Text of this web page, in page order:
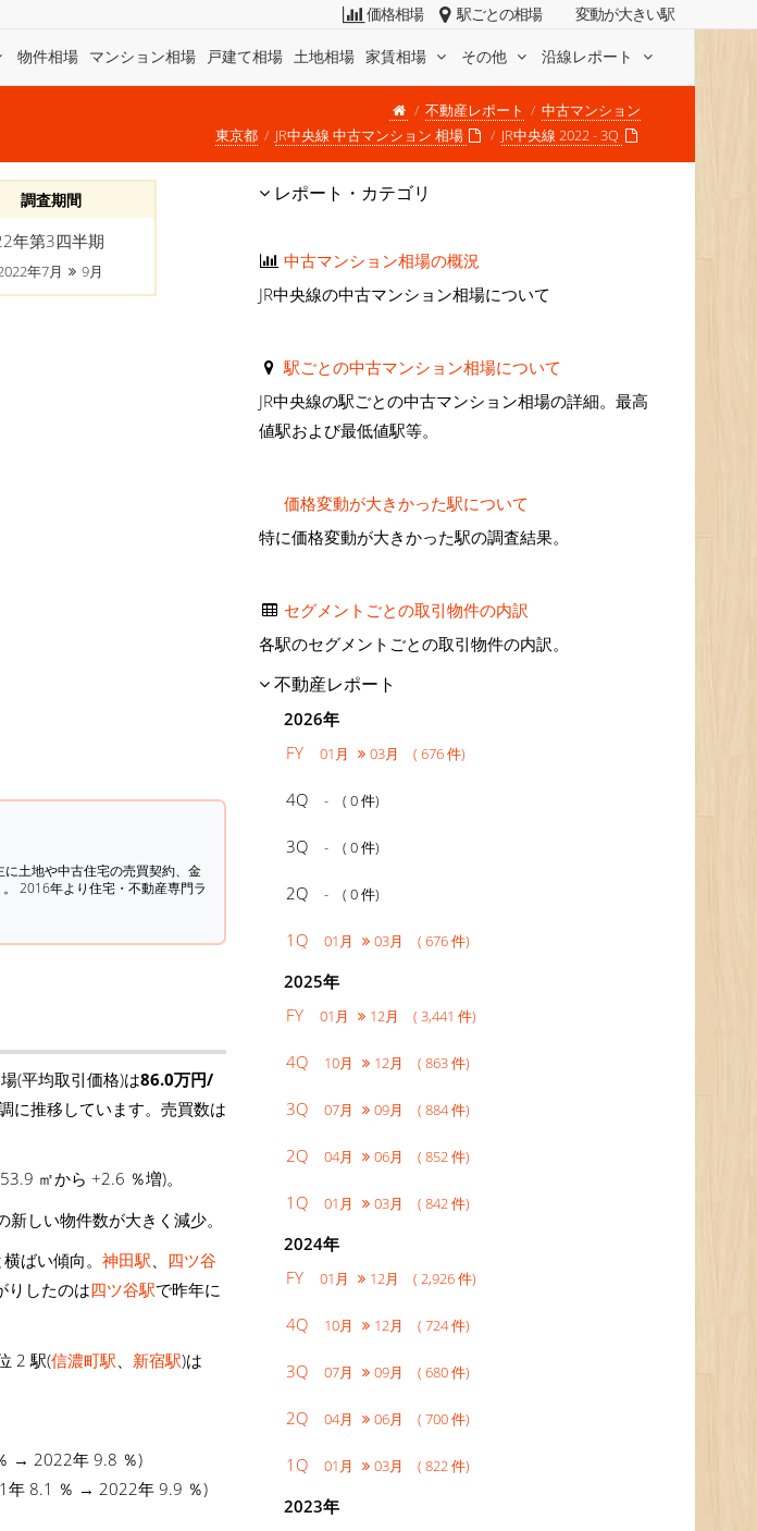
物件相場 マンション相場 戸建て相場 土地相場 家賃相場 その他 沿線レポート
価格相場 駅ごとの相場 変動が大きい駅
不動産レポート
中古マンション
東京都
JR中央線 中古マンション 相場 JR中央線 2022 - 3Q
調査期間
年第3四半期
年7月 9月
土地や中古住宅の売買契約、金
2016年より住宅・不動産専門ラ
(平均取引価格)は86.0万円/
に推移しています。売買数は
㎡から +2.6 ％増)。
しい物件数が大きく減少。
ばい傾向。 神田駅、 四ツ谷
りしたのは四ツ谷駅で昨年に
2 駅(信濃町駅 新宿駅)は
→ 2022年 9.8 ％)
年 8.1 ％ → 2022年 9.9 ％)
レポート・カテゴリ
中古マンション相場の概況
JR中央線の中古マンション相場について
駅ごとの中古マンション相場について
JR中央線の駅ごとの中古マンション相場の詳細。最高
値駅および最低値駅等。
価格変動が大きかった駅について
特に価格変動が大きかった駅の調査結果。
セグメントごとの取引物件の内訳
各駅のセグメントごとの取引物件の内訳。
不動産レポート
2026年
FY 01月 03月 ( 676 件)
4Q - ( 0 件)
3Q - ( 0 件)
2Q - ( 0 件)
1Q 01月 03月 ( 676 件)
2025年
FY 01月 12月 ( 3,441 件)
4Q 10月 12月 ( 863 件)
3Q 07月 09月 ( 884 件)
2Q 04月 06月 ( 852 件)
1Q 01月 03月 ( 842 件)
2024年
FY 01月 12月 ( 2,926 件)
4Q 10月 12月 ( 724 件)
3Q 07月 09月 ( 680 件)
2Q 04月 06月 ( 700 件)
1Q 01月 03月 ( 822 件)
2023年